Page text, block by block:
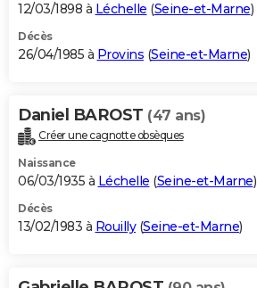
12/03/1898 à Léchelle (Seine-et-Marne)
Décès
26/04/1985 à Provins (Seine-et-Marne)
Daniel BAROST (47 ans)
Créer une cagnotte obsèques
Naissance
06/03/1935 à Léchelle (Seine-et-Marne)
Décès
13/02/1983 à Rouilly(Seine-et-Marne)